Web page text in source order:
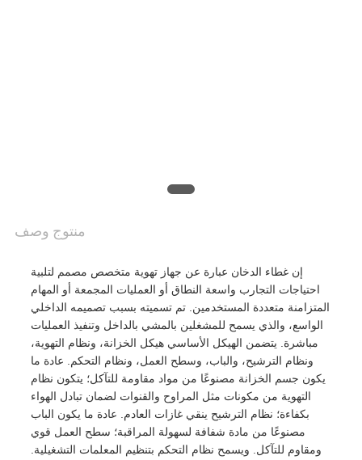
منتوج وصف
إن غطاء الدخان عبارة عن جهاز تهوية متخصص مصمم لتلبية
احتياجات التجارب واسعة النطاق أو العمليات المجمعة أو المهام
المتزامنة متعددة المستخدمين. تم تسميته بسبب تصميمه الداخلي
الواسع، والذي يسمح للمشغلين بالمشي بالداخل وتنفيذ العمليات
مباشرة. يتضمن الهيكل الأساسي هيكل الخزانة، ونظام التهوية،
ونظام الترشيح، والباب، وسطح العمل، ونظام التحكم. عادة ما
يكون جسم الخزانة مصنوعًا من مواد مقاومة للتآكل؛ يتكون نظام
التهوية من مكونات مثل المراوح والقنوات لضمان تبادل الهواء
بكفاءة؛ نظام الترشيح ينقي غازات العادم. عادة ما يكون الباب
مصنوعًا من مادة شفافة لسهولة المراقبة؛ سطح العمل قوي
ومقاوم للتآكل. ويسمح نظام التحكم بتنظيم المعلمات التشغيلية.